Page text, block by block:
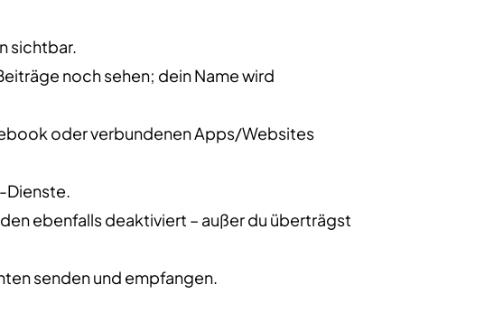
sichtbar.
noch sehen; dein Name wird
oder verbundenen Apps/Websites
Dienste.
ebenfalls deaktiviert – außer du überträgst
senden und empfangen.